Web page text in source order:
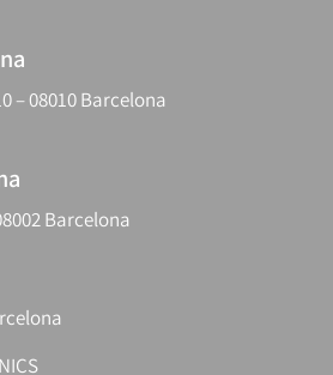
– 08010 Barcelona
Barcelona